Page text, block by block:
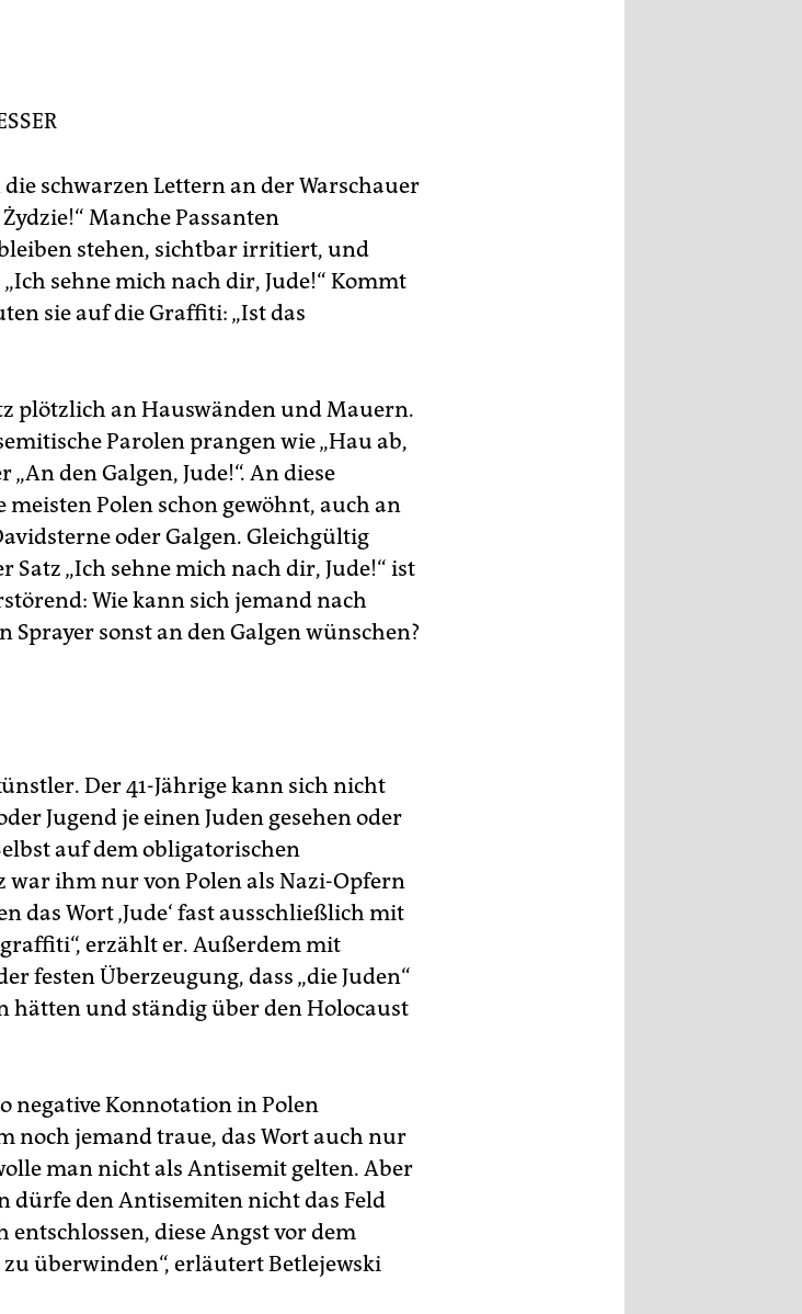
schwarzen Lettern an der Warschauer
Manche Passanten
stehen, sichtbar irritiert, und
sehne mich nach dir, Jude!“ Kommt
sie auf die Graffiti: „Ist das
plötzlich an Hauswänden und Mauern.
Parolen prangen wie „Hau ab,
„An den Galgen, Jude!“. An diese
Polen schon gewöhnt, auch an
oder Galgen. Gleichgültig
Satz „Ich sehne mich nach dir, Jude!“ ist
Wie kann sich jemand nach
Sprayer sonst an den Galgen wünschen?
Der 41-Jährige kann sich nicht
Jugend je einen Juden gesehen oder
auf dem obligatorischen
war ihm nur von Polen als Nazi-Opfern
das Wort ‚Jude‘ fast ausschließlich mit
erzählt er. Außerdem mit
festen Überzeugung, dass „die Juden“
hätten und ständig über den Holocaust
negative Konnotation in Polen
noch jemand traue, das Wort auch nur
man nicht als Antisemit gelten. Aber
dürfe den Antisemiten nicht das Feld
entschlossen, diese Angst vor dem
zu überwinden“, erläutert Betlejewski